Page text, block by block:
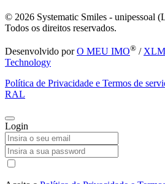
© 2026 Systematic Smiles - unipessoal
Todos os direitos reservados.
Desenvolvido porO MEU IMO® /
Technology
Política de Privacidade e Termos de
RAL
Login